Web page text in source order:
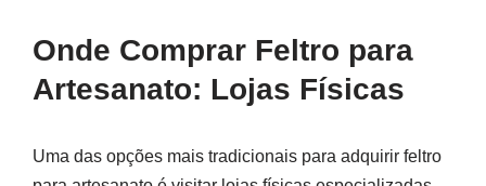
Onde Comprar Feltro para
Artesanato: Lojas Físicas
Uma das opções mais tradicionais para adquirir feltro